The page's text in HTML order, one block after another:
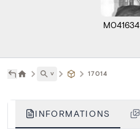
M041634
˅ 17014
INFORMATIONS